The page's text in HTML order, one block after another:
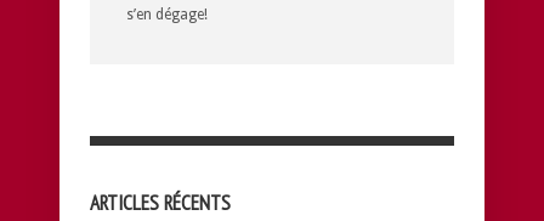
s’en dégage!
ARTICLES RÉCENTS